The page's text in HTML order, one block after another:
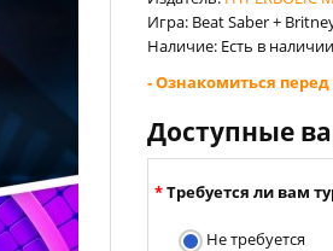
Игра: Beat Saber +
Наличие: Есть в наличии
- Ознакомиться
Доступные
Требуется ли вам
Не требуется